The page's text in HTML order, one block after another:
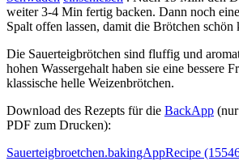
weiter 3-4 Min fertig backen. Dann noch
Spalt offen lassen, damit die Brötchen schön
Die Sauerteigbrötchen sind fluffig und
hohen Wassergehalt haben sie eine bessere
klassische helle Weizenbrötchen.
Download des Rezepts für die BackApp
PDF zum Drucken):
Sauerteigbroetchen.bakingAppRecipe